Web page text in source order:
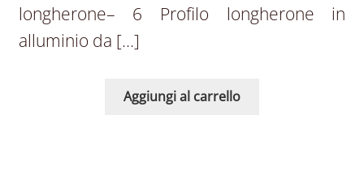
longherone– 6 Profilo longherone in
alluminio da […]
Aggiungi al carrello